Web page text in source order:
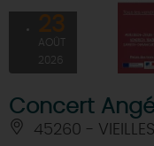
23
AOÛT
2026
Concert
45260 -